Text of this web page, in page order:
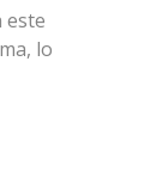
este
lo